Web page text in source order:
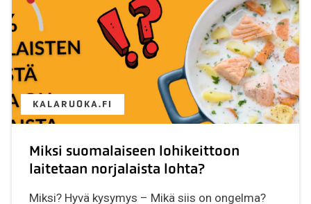
KALARUOKA.FI
Miksi suomalaiseen lohikeittoon
laitetaan norjalaista lohta?
Miksi? Hyvä kysymys – Mikä siis on ongelma?